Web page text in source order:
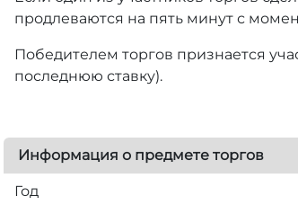
продлеваются на пять минут с
Победителем торгов признается
последнюю ставку).
Информация о предмете торгов
Год